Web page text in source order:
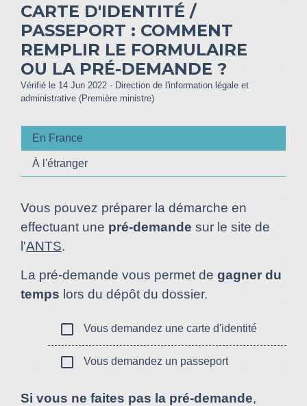
CARTE D'IDENTITÉ /
PASSEPORT : COMMENT
REMPLIR LE FORMULAIRE
OU LA PRÉ-DEMANDE ?
Vérifié le 14 Jun 2022 - Direction de l'information légale et
administrative (Première ministre)
En France
À l'étranger
Vous pouvez préparer la démarche en
effectuant une pré-demande sur le site de
l'ANTS.
La pré-demande vous permet de gagner du
temps lors du dépôt du dossier.
check_box_outline_blank Vous demandez une carte d'identité
check_box_outline_blank Vous demandez un passeport
Si vous ne faites pas la pré-demande,